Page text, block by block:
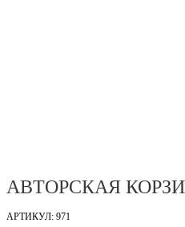
АВТОРСКАЯ
АРТИКУЛ: 971